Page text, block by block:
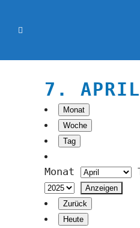
7.
Monat
Woche
Tag
Monat
Zurück
Heute